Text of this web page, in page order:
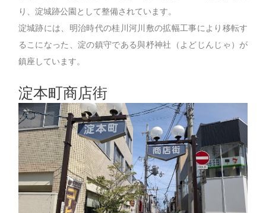
り、淀城跡公園として整備されています。
淀城跡には、明治時代の桂川河川敷の拡幅工事により移転す
るこになった、淀の鎮守である與杼神社（よどじんじゃ）が
鎮座しています。
淀本町商店街